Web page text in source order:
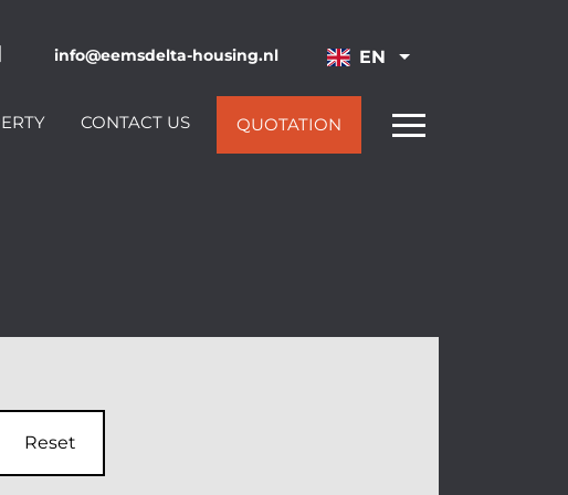
info@eemsdelta-housing.nl EN
CONTACT US QUOTATION
Reset